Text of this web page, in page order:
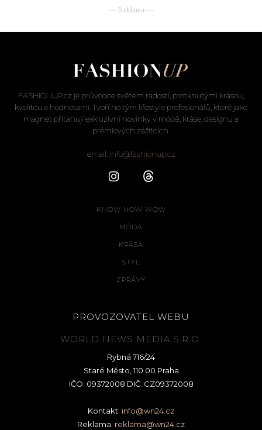
― Reklama ―
FASHIONUP.cz je průvodce světem radostí, protknutými krásou,
kvalitou a hodnotami. Tvoří ho tým lifestyle profesionálů, které jako
magnet přitahují exkluzivní novinky v módě, kráse, designu a
prémiových zážitcích.
email: info@fashionup.cz
KNOW HOW WOW
MÓDA
KRÁSA
STYL
ZPRÁVY
PROVOZOVATEL WEBU
WORLD NEWS MEDIA S.R.O.
Rybná 716/24
Staré Město, 110 00 Praha
IČO: 09372008 DIČ: CZ09372008
Kontakt: info@wn24.cz
Reklama: reklama@wn24.cz